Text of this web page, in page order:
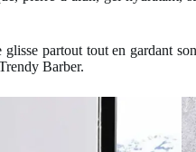
partout tout en gardant
Barber.